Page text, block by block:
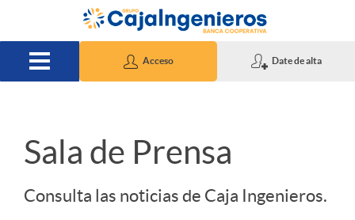
Saltar al contenido principal
Acceso Date de alta
S
Sala de Prensa
Consulta las noticias de Caja Ingenieros.